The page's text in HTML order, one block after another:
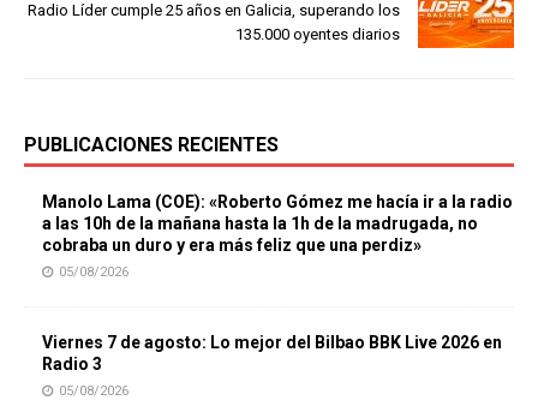
Radio Líder cumple 25 años en Galicia, superando los
135.000 oyentes diarios
PUBLICACIONES RECIENTES
Manolo Lama (COE): «Roberto Gómez me hacía ir a la radio
a las 10h de la mañana hasta la 1h de la madrugada, no
cobraba un duro y era más feliz que una perdiz»
05/08/2026
Viernes 7 de agosto: Lo mejor del Bilbao BBK Live 2026 en
Radio 3
05/08/2026